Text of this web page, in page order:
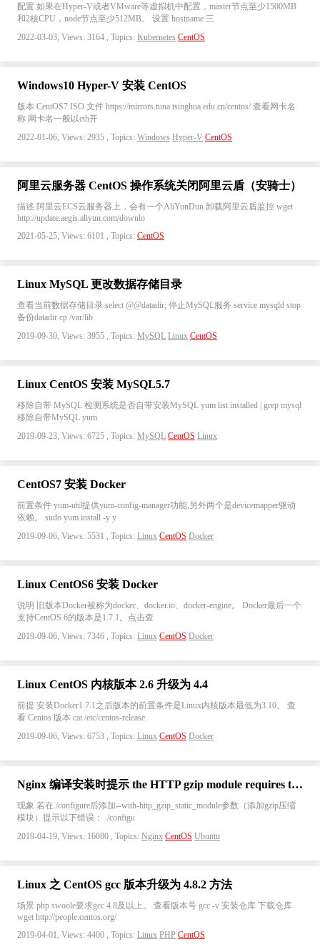
配置 如果在Hyper-V或者VMware等虚拟机中配置，master节点至少1500MB
和2核CPU，node节点至少512MB。 设置 hostname 三
2022-03-03, Views: 3164 , Topics: Kubernetes CentOS
Windows10 Hyper-V 安装 CentOS
版本 CentOS7 ISO 文件 https://mirrors.tuna.tsinghua.edu.cn/centos/ 查看网卡名
称 网卡名一般以eth开
2022-01-06, Views: 2935 , Topics: Windows Hyper-V CentOS
阿里云服务器 CentOS 操作系统关闭阿里云盾（安骑士）
描述 阿里云ECS云服务器上，会有一个AliYunDun 卸载阿里云盾监控 wget
http://update.aegis.aliyun.com/downlo
2021-05-25, Views: 6101 , Topics: CentOS
Linux MySQL 更改数据存储目录
查看当前数据存储目录 select @@datadir; 停止MySQL服务 service mysqld stop
备份datadir cp /var/lib
2019-09-30, Views: 3955 , Topics: MySQL Linux CentOS
Linux CentOS 安装 MySQL5.7
移除自带 MySQL 检测系统是否自带安装MySQL yum list installed | grep mysql
移除自带MySQL yum
2019-09-23, Views: 6725 , Topics: MySQL CentOS Linux
CentOS7 安装 Docker
前置条件 yum-util提供yum-config-manager功能,另外两个是devicemapper驱动
依赖。 sudo yum install -y y
2019-09-06, Views: 5531 , Topics: Linux CentOS Docker
Linux CentOS6 安装 Docker
说明 旧版本Docker被称为docker、docker.io、docker-engine。 Docker最后一个
支持CentOS 6的版本是1.7.1。点击查
2019-09-06, Views: 7346 , Topics: Linux CentOS Docker
Linux CentOS 内核版本 2.6 升级为 4.4
前提 安装Docker1.7.1之后版本的前置条件是Linux内核版本最低为3.10。 查
看 Centos 版本 cat /etc/centos-release
2019-09-06, Views: 6753 , Topics: Linux CentOS Docker
Nginx 编译安装时提示 the HTTP gzip module requires the zlib library
现象 若在./configure后添加--with-http_gzip_static_module参数（添加gzip压缩
模块）提示以下错误： ./configu
2019-04-19, Views: 16080 , Topics: Nginx CentOS Ubuntu
Linux 之 CentOS gcc 版本升级为 4.8.2 方法
场景 php swoole要求gcc 4.8及以上。 查看版本号 gcc -v 安装仓库 下载仓库
wget http://people.centos.org/
2019-04-01, Views: 4400 , Topics: Linux PHP CentOS